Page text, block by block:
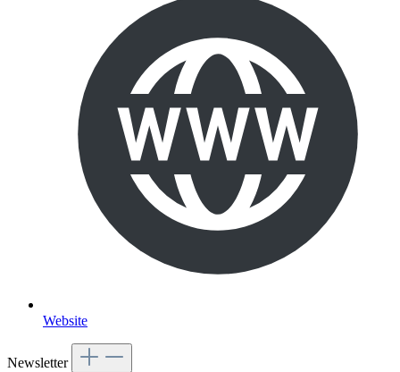
Website
Newsletter